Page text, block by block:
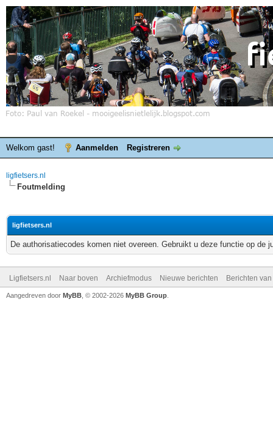
Welkom gast! Aanmelden Registreren
ligfietsers.nl
Foutmelding
ligfietsers.nl
De authorisatiecodes komen niet overeen. Gebruikt u deze functie op de
Ligfietsers.nl Naar boven Archiefmodus Nieuwe berichten Berichten
Aangedreven door MyBB , © 2002-2026 MyBB Group